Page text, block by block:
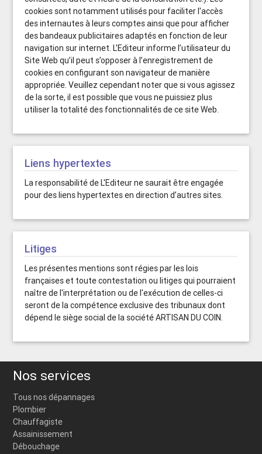
cookies sont notamment utilisés pour faciliter l'accès
des internautes à leurs comptes ainsi que pour afficher
des bandeaux publicitaires adaptés en fonction de leur
navigation sur internet. L'Editeur informe l’utilisateur du
Site Web qu’il peut s’opposer à l’enregistrement de
cookies en configurant son navigateur de manière
appropriée. Veuillez cependant noter que si vous agissez
de la sorte, il est possible que vous ne puissiez plus
utiliser la totalité des fonctionnalités de ce site Web.
Liens hypertextes
La responsabilité de L'Editeur ne saurait être engagée
pour des liens hypertextes en direction d’autres sites.
Litiges
Les présentes mentions sont régies par les lois
françaises et toute contestation ou litiges qui pourraient
naître de l'interprétation ou de l'exécution de celles-ci
seront de la compétence exclusive des tribunaux dont
dépend le siège social de la société ARTISAN DU COIN.
Nos services
Tous nos dépannages
Plombier
Chauffagiste
Assainissement
Débouchage